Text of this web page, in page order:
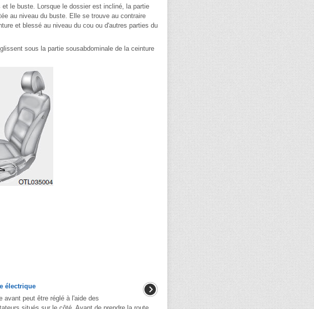
le buste. Lorsque le dossier est incliné, la partie
au niveau du buste. Elle se trouve au contraire
et blessé au niveau du cou ou d'autres parties du
sous la partie sousabdominale de la ceinture
électrique
avant peut être réglé à l'aide des